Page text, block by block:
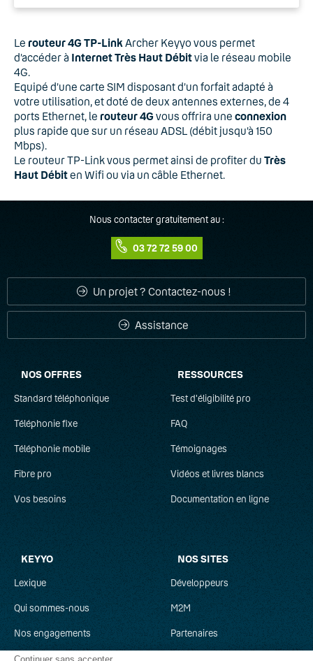
Le routeur 4G TP-Link Archer Keyyo vous permet
d’accéder à Internet Très Haut Débitvia le réseau mobile
4G.
Equipé d’une carte SIM disposant d’un forfait adapté à
votre utilisation, et doté de deux antennes externes, de 4
ports Ethernet, le routeur 4Gvous offrira une connexion
plus rapide que sur un réseau ADSL (débit jusqu’à 150
Mbps).
Le routeur TP-Link vous permet ainsi de profiter du Très
Haut Débiten Wifi ou via un câble Ethernet.
Nous contacter gratuitement au :
03 72 72 59 00
Un projet ? Contactez-nous !
Assistance
NOS OFFRES
Standard téléphonique
Téléphonie fixe
Téléphonie mobile
Fibre pro
Vos besoins
RESSOURCES
Test d'éligibilité pro
FAQ
Témoignages
Vidéos et livres blancs
Documentation en ligne
KEYYO
Lexique
Qui sommes-nous
Nos engagements
Recrutement
NOS SITES
Développeurs
M2M
Partenaires